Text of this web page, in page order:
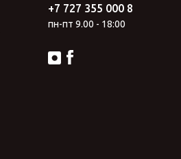
+7 727 355 000 8
пн-пт 9.00 - 18:00